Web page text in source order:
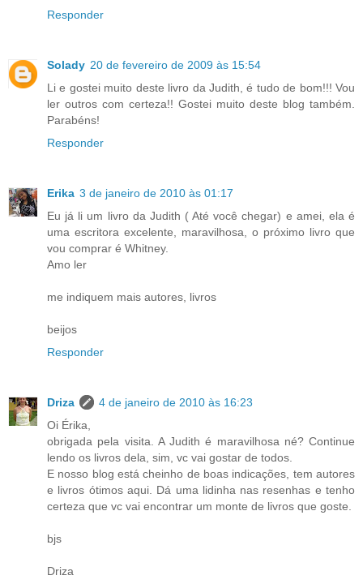
Responder
Solady 20 de fevereiro de 2009 às 15:54
Li e gostei muito deste livro da Judith, é tudo de bom!!! Vou
ler outros com certeza!! Gostei muito deste blog também.
Parabéns!
Responder
Erika 3 de janeiro de 2010 às 01:17
Eu já li um livro da Judith ( Até você chegar) e amei, ela é
uma escritora excelente, maravilhosa, o próximo livro que
vou comprar é Whitney.
Amo ler
me indiquem mais autores, livros
beijos
Responder
Driza
4 de janeiro de 2010 às 16:23
Oi Érika,
obrigada pela visita. A Judith é maravilhosa né? Continue
lendo os livros dela, sim, vc vai gostar de todos.
E nosso blog está cheinho de boas indicações, tem autores
e livros ótimos aqui. Dá uma lidinha nas resenhas e tenho
certeza que vc vai encontrar um monte de livros que goste.
bjs
Driza